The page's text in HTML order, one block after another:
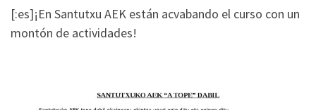
[:es]¡En Santutxu AEK están acvabando el curso con un
montón de actividades!